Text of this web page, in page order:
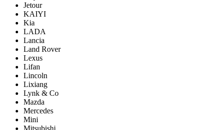
Jetour
KAIYI
Kia
LADA
Lancia
Land Rover
Lexus
Lifan
Lincoln
Lixiang
Lynk & Co
Mazda
Mercedes
Mini
Mitsubishi